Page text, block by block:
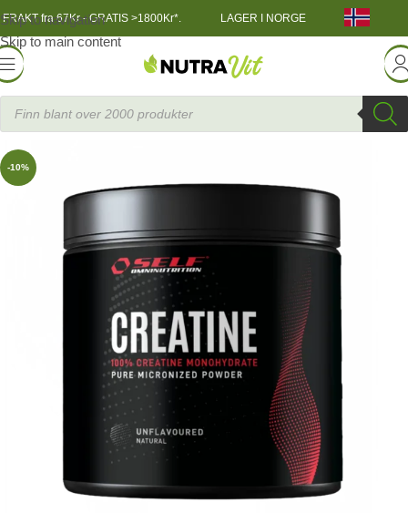
Skip to navigation
Skip to main content
FRAKT fra 67Kr - GRATIS >1800Kr*. LAGER I NORGE
»Kognitive Forsterkere»Real Creatine / Kreatin 250g
-10%